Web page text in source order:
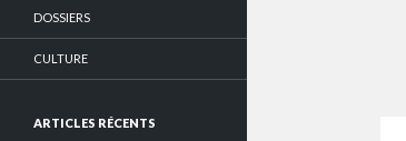
DOSSIERS
CULTURE
ARTICLES RÉCENTS